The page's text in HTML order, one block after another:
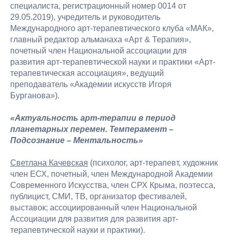
специалиста, регистрационный номер 0014 от
29.05.2019), учредитель и руководитель
Международного арт-терапевтического клуба «МАК»,
главный редактор альманаха «Арт & Терапия»,
почетный член Национальной ассоциации для
развития арт-терапевтической науки и практики «Арт-
терапевтическая ассоциация», ведущий
преподаватель «Академии искусств Игоря
Бурганова»).
«Актуальность арт-терапии в период
планетарных перемен. Темперамент –
Подсознание – Ментальность»
Светлана Качевская (психолог, арт-терапевт, художник
член ЕСХ, почетный, член Международной Академии
Современного Искусства, член СРХ Крыма, поэтесса,
публицист, СМИ, ТВ, организатор фестивалей,
выставок; ассоциированный член Национальной
Ассоциации для развития для развития арт-
терапевтической науки и практики).